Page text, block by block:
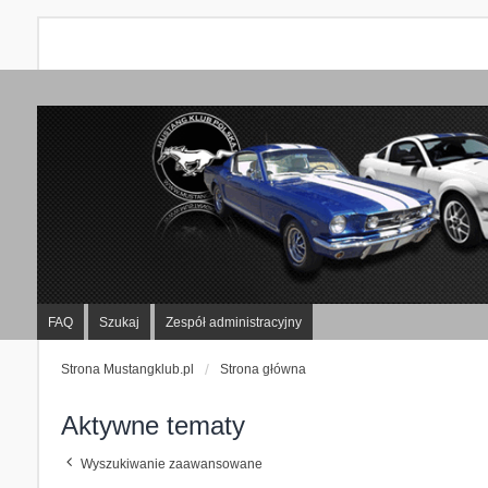
FAQ Szukaj Zespół administracyjny
Strona Mustangklub.pl Strona główna
Aktywne tematy
Wyszukiwanie zaawansowane